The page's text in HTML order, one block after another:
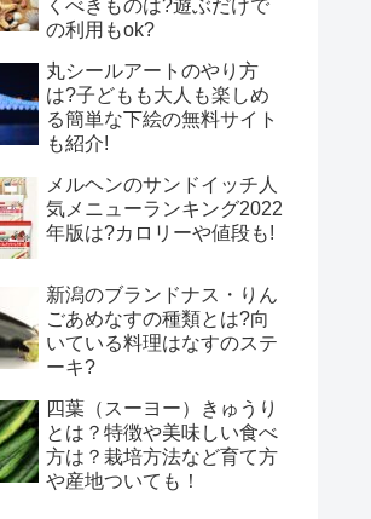
くべきものは?遊ぶだけで
の利用もok?
丸シールアートのやり方
は?子どもも大人も楽しめ
る簡単な下絵の無料サイト
も紹介!
メルヘンのサンドイッチ人
気メニューランキング2022
年版は?カロリーや値段も!
新潟のブランドナス・りん
ごあめなすの種類とは?向
いている料理はなすのステ
ーキ?
四葉（スーヨー）きゅうり
とは？特徴や美味しい食べ
方は？栽培方法など育て方
や産地ついても！